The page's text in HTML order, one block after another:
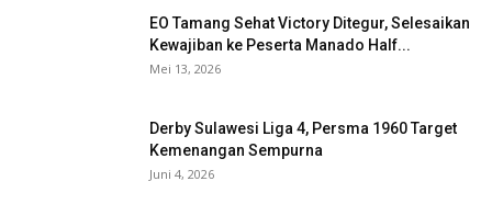
EO Tamang Sehat Victory Ditegur, Selesaikan
Kewajiban ke Peserta Manado Half...
Mei 13, 2026
Derby Sulawesi Liga 4, Persma 1960 Target
Kemenangan Sempurna
Juni 4, 2026